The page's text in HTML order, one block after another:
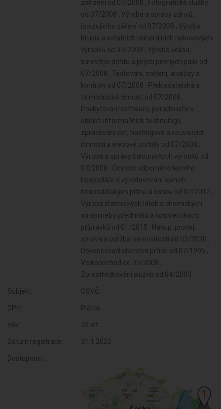
Subjekt: OSVČ
DPH: Plátce
Věk: 72 let
Datum registrace: 31.1.2022
Dostupnost: